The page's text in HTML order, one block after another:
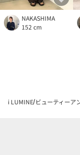
NAKASHIMA
152 cm
i LUMINE ビューティーア